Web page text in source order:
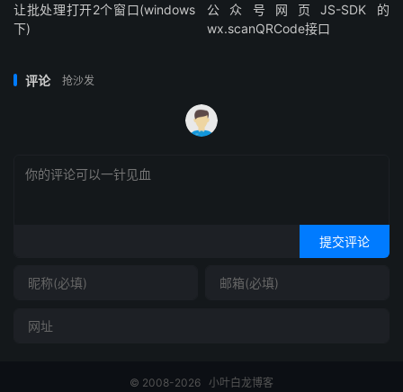
让批处理打开2个窗口(windows
下)
公众号网页JS-SDK的
wx.scanQRCode接口
评论 抢沙发
提交评论
© 2008-2026 小叶白龙博客